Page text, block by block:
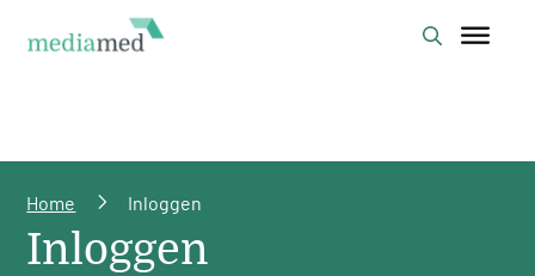
Home Inloggen
Inloggen